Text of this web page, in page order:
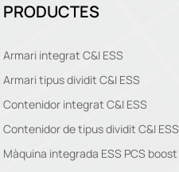
PRODUCTES
Armari integrat C&I ESS
Armari tipus dividit C&I ESS
Contenidor integrat C&I ESS
Contenidor de tipus dividit C&I ESS
Màquina integrada ESS PCS boost